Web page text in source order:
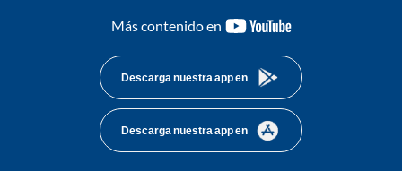
Más contenido en
youtube-
Descarga nuestra app en
Descarga nuestra app en